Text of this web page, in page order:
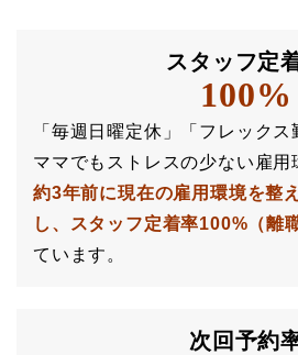
スタッフ定
100%
「毎週日曜定休」「フレックス
ママでもストレスの少ない雇用
約3年前に現在の雇用環境を整
し、
スタッフ定着率100%（離
ています。
次回予約